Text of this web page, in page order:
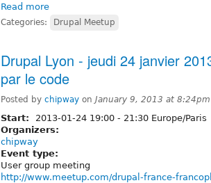
Read more
Categories: Drupal Meetup
Drupal Lyon - jeudi 24 janvier
par le code
Posted by chipway on January 9, 2013 at 8:24pm
Start: 2013-01-24 19:00 - 21:30 Europe/Paris
Organizers:
chipway
Event type:
User group meeting
http://www.meetup.com/drupal-france-